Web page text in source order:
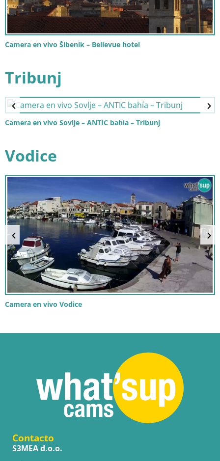
Camera en vivo Šibenik – Bellevue hotel
Tribunj
Camera en vivo Sovlje – ANTIC bahía – Tribunj
Vodice
Camera en vivo Vodice
Contacto
S3MEA d.o.o.